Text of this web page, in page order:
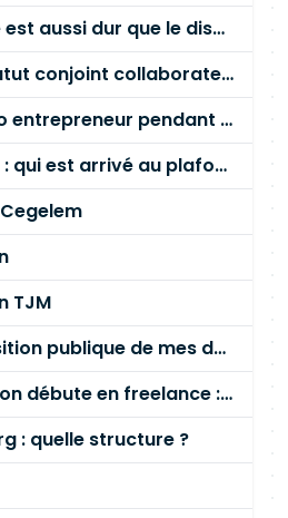
Est-ce que le marché est aussi dur que le disent les commerciaux ?
aide changement statut conjoint collaborateur
Mixer portage et auto entrepreneur pendant des années - quel risque ?
🚨 Réforme ARE 2025 : qui est arrivé au plafond des 60 % en gardant son entreprise ?
TJM
Ras-le-bol de l’exposition publique de mes données personnelles liées à mon entreprise
Fixer son TJM quand on débute en freelance : la méthode mathématique (et pas au feeling) 🛑
: quelle structure ?